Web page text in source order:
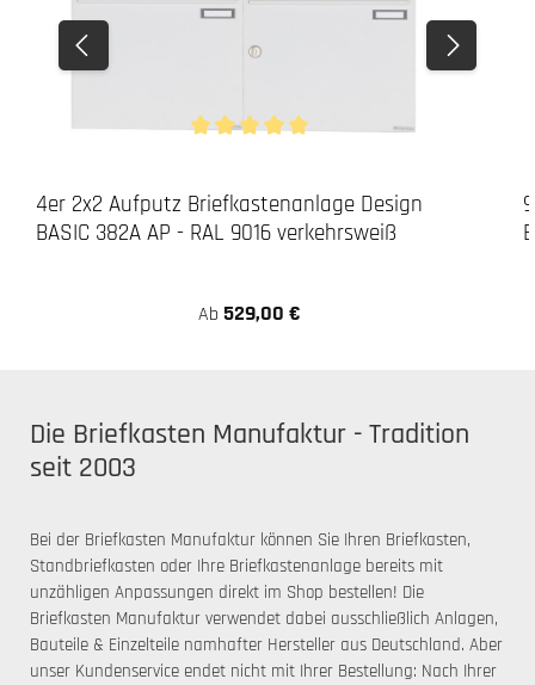
4er 2x2 Aufputz Briefkastenanlage Design
BASIC 382A AP - RAL 9016 verkehrsweiß
Ab 529,00 €
Die Briefkasten Manufaktur - Tradition
seit 2003
Bei der Briefkasten Manufaktur können Sie Ihren Briefkasten,
Standbriefkasten oder Ihre Briefkastenanlage bereits mit
unzähligen Anpassungen direkt im Shop bestellen! Die
Briefkasten Manufaktur verwendet dabei ausschließlich Anlagen,
Bauteile & Einzelteile namhafter Hersteller aus Deutschland. Aber
unser Kundenservice endet nicht mit Ihrer Bestellung: Nach Ihrer